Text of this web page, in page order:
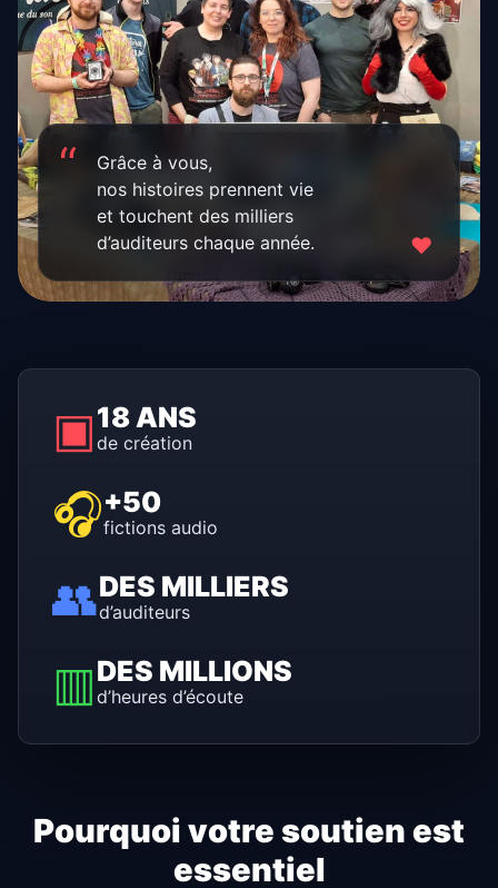
Grâce à vous,
nos histoires prennent vie
et touchent des milliers
d’auditeurs chaque année.
❤
▣18 ANS
de création
🎧+50
fictions audio
👥DES MILLIERS
d’auditeurs
▥DES MILLIONS
d’heures d’écoute
Pourquoi votre soutien est
essentiel